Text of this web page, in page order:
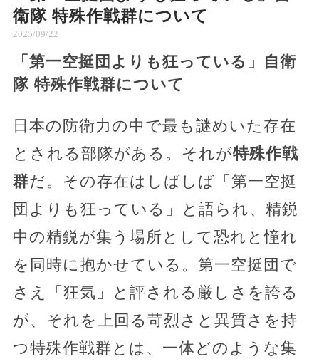
衛隊 特殊作戦群について
2025/09/22
「第一空挺団よりも狂っている」自衛
隊 特殊作戦群について
日本の防衛力の中で最も謎めいた存在
とされる部隊がある。それが特殊作戦
群だ。その存在はしばしば「第一空挺
団よりも狂っている」と語られ、精鋭
中の精鋭が集う場所として恐れと憧れ
を同時に抱かせている。第一空挺団で
さえ「狂気」と評される厳しさを誇る
が、それを上回る苛烈さと異質さを持
つ特殊作戦群とは、一体どのような集